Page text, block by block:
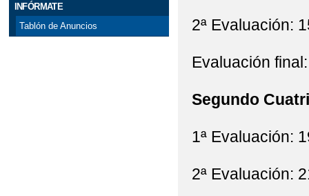
INFÓRMATE
Tablón de Anuncios
2ª Evaluación:
Evaluación
Segundo
1ª Evaluación:
2ª Evaluación: